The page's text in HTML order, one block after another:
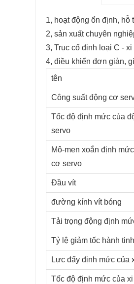
1, hoạt động ổn định, hỗ
2, sản xuất chuyên
3, Trục cố định loại C -
4, điều khiển đơn giản,
tên
Công suất động cơ
Tốc độ định mức của
servo
Mô-men xoắn định
cơ servo
Đầu vít
đường kính vít bóng
Tải trọng động định
Tỷ lệ giảm tốc hành
Lực đẩy định mức của
Tốc độ định mức của